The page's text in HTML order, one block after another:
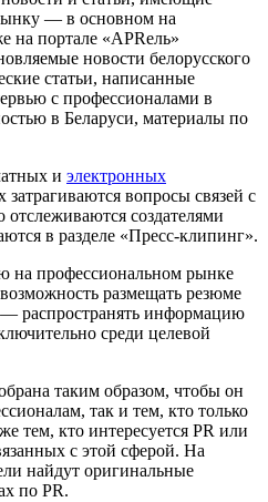
— в основном на
на портале «АPRель»
новости белорусского
статьи, написанные
с профессионалами в
в Беларуси, материалы по
и электронных
затрагиваются вопросы связей с
создателями
в разделе «Пресс-клипинг».
на профессиональном рынке
размещать резюме
распространять информацию
среди целевой
таким образом, чтобы он
так и тем, кто только
тем, кто интересуется PR или
с этой сферой. На
найдут оригинальные
по PR.